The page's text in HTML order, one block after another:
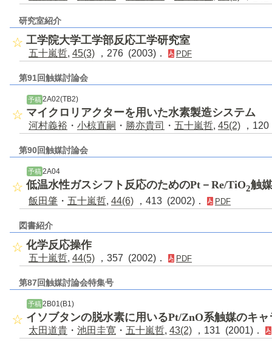
研究室紹介
工学院大学工学部反応工学研究室
五十嵐哲, 45(3) ，276 (2003)． PDF
第91回触媒討論会
予稿2A02(TB2)
マイクロリアクターを用いた水素製造システム
河村義裕 ・ 小椋直嗣 ・ 勝亦貴司 ・ 五十嵐哲, 45(2) ，
第90回触媒討論会
予稿 2A04
低温水性ガスシフト反応のためのPt－Re/TiO2触
飯田肇 ・ 五十嵐哲, 44(6) ，413 (2002)． PDF
図書紹介
化学反応操作
五十嵐哲, 44(5) ，357 (2002)． PDF
第87回触媒討論会特集号
予稿 2B01(B1)
イソブタンの脱水素に用いるPt/ZnO系触媒のキ
太田道貴 ・ 池田圭寛 ・ 五十嵐哲, 43(2) ，131 (2001)．